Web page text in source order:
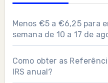
Menos €5 a €6,25 para
semana de 10 a 17 de
Como obter as
IRS anual?